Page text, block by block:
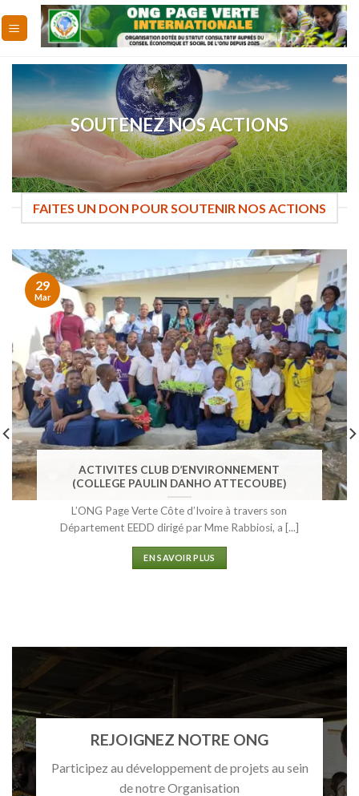
to
content
SOUTENEZ NOS ACTIONS
FAITES UN DON POUR SOUTENIR NOS ACTIONS
ACTIVITES CLUB D’ENVIRONNEMENT
(COLLEGE PAULIN DANHO ATTECOUBE)
L’ONG Page Verte Côte d’Ivoire à travers son
Département EEDD dirigé par Mme Rabbiosi, a [...]
EN SAVOIR PLUS
29
Mar
REJOIGNEZ NOTRE ONG
Participez au développement de projets au sein
de notre Organisation